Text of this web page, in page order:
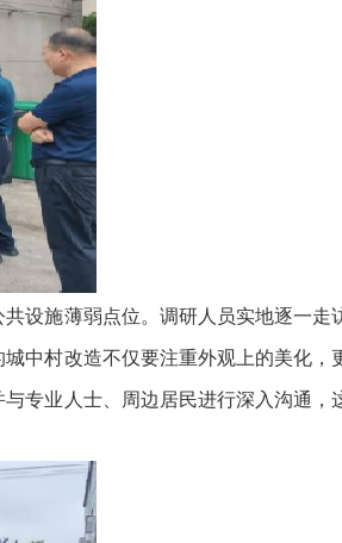
设施薄弱点位。调研人员实地逐一走
中村改造不仅要注重外观上的美化，
专业人士、周边居民进行深入沟通，